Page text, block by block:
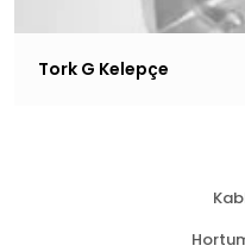
Tork G Kelepçe